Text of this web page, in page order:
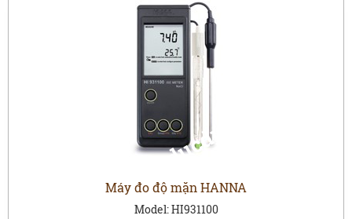
Máy đo độ mặn HANNA
Model:HI931100